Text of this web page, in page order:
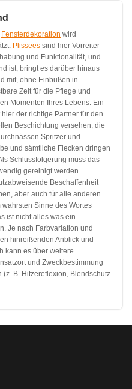
Fensterdekoration wird
Plissees sind hier Vorreiter
und Funktionalität, und
ist, bringt es darüber hinaus
mit, ohne Einbußen in
Zeit für die Pflege und
Momenten Ihres Lebens. Ein
hier der richtige Partner für den
Beschichtung versehen, die
Spritzer und
und sämtliche Flecken dringen
Schlussfolgerung muss das
gereinigt werden
Beschaffenheit
aber auch für alle anderen
Sinne des Wortes
ist nicht alles was ein
Je nach Farbvariation und
hinreißenden Anblick und
kann es über weitere
und Zweckbestimmung
B. Hitzereflexion, Blendschutz